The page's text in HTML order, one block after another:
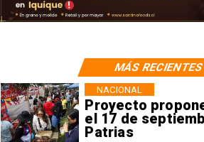
Proyecto
el 17 de
Patrias
NACIONAL
MÁS RECIENTES